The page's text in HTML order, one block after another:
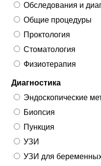
Обследования и
Общие процедуры
Проктология
Стоматология
Физиотерапия
Диагностика
Эндоскопические
Биопсия
Пункция
УЗИ
УЗИ для